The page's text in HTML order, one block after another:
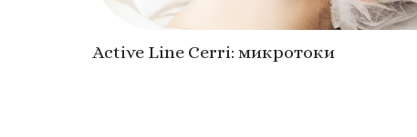
Active Line Cerri: микротоки